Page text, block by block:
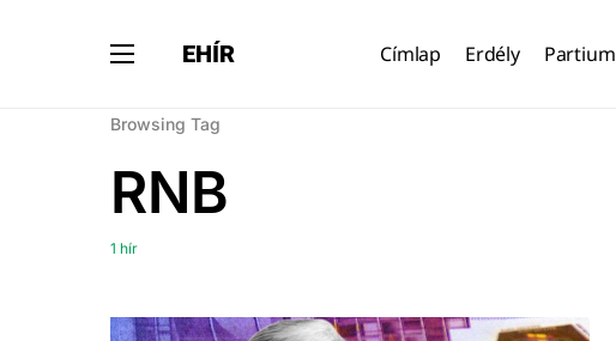
EHÍR Címlap Erdély Partium
Browsing Tag
RNB
1 hír